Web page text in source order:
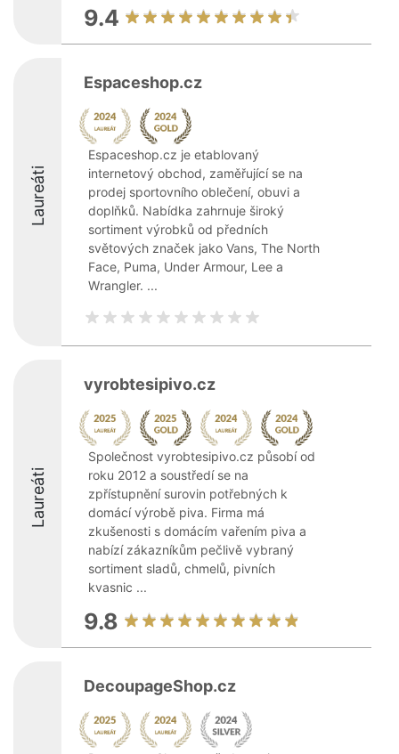
9.4
Laureáti
Espaceshop.cz
Espaceshop.cz je etablovaný
internetový obchod, zaměřující se na
prodej sportovního oblečení, obuvi a
doplňků. Nabídka zahrnuje široký
sortiment výrobků od předních
světových značek jako Vans, The North
Face, Puma, Under Armour, Lee a
Wrangler. ...
Laureáti
vyrobtesipivo.cz
Společnost vyrobtesipivo.cz působí od
roku 2012 a soustředí se na
zpřístupnění surovin potřebných k
domácí výrobě piva. Firma má
zkušenosti s domácím vařením piva a
nabízí zákazníkům pečlivě vybraný
sortiment sladů, chmelů, pivních
kvasnic ...
9.8
DecoupageShop.cz